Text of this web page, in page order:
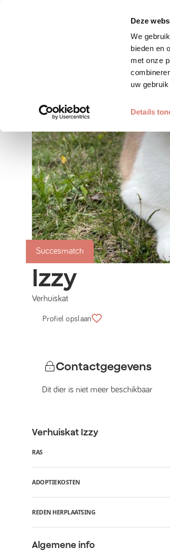
Deze
We
bieden en
met onze
uw
Details
Zoek huisdier
Succesmatch
Izzy
Verhuiskat
Profiel opslaan
Contactgegevens
Dit dier is niet meer beschikbaar
Verhuiskat Izzy
RAS
ADOPTIEKOSTEN
REDEN HERPLAATSING
Algemene info